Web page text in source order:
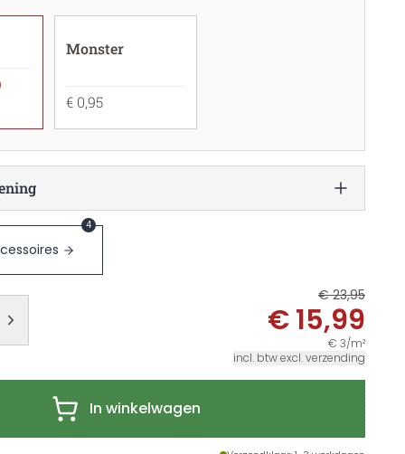
Monster
€ 0,95
4
€ 23,95
€ 15,99
€ 3/m²
incl. btw excl. verzending
In winkelwagen